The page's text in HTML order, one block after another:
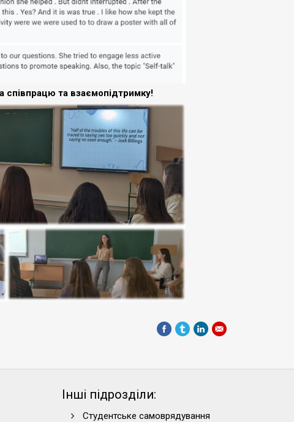
та взаємопідтримку!
Інші підрозділи:
Студентське самоврядування